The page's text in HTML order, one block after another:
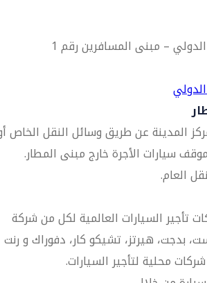
– مبنى المسافرين رقم 1
المدينة عن طريق وسائل النقل الخاص
سيارات الأجرة خارج مبنى المطار.
العام.
تأجير السيارات العالمية لكل من شركة
بدجت، هيرتز، تشيكو كار، دفوراك و رنت
محلية لتأجير السيارات.